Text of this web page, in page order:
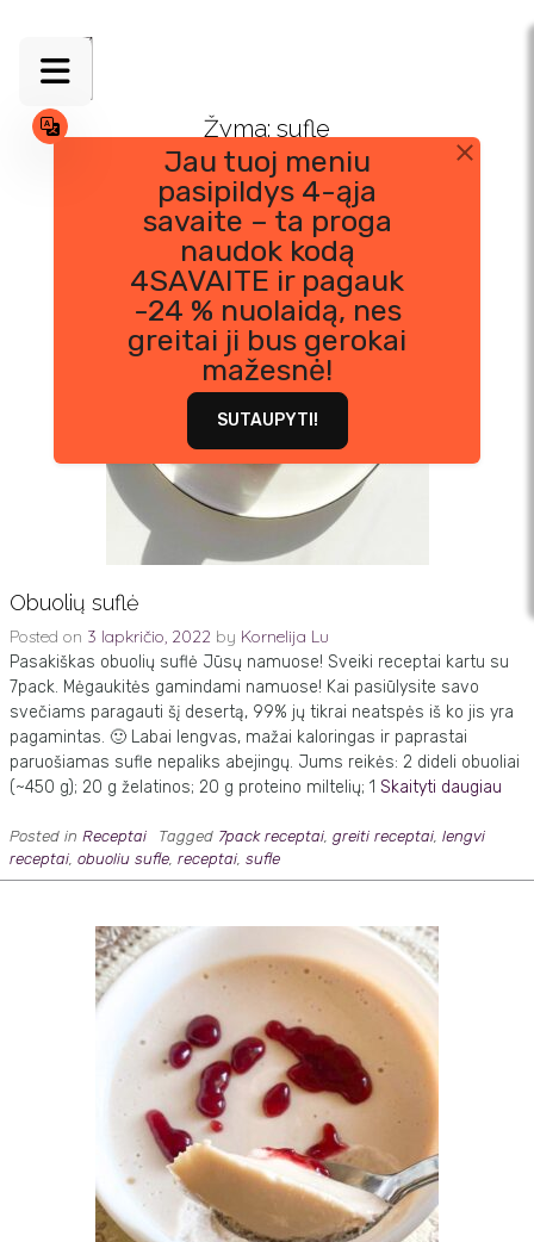
content
Jau tuoj meniu
pasipildys 4-ąja
savaite – ta proga
naudok kodą
4SAVAITE ir pagauk
-24 % nuolaidą, nes
greitai ji bus gerokai
mažesnė!
SUTAUPYTI!
Žyma: sufle
Obuolių suflė
Posted on 3 lapkričio, 2022 by Kornelija Lu
Pasakiškas obuolių suflė Jūsų namuose! Sveiki receptai kartu su
7pack. Mėgaukitės gamindami namuose! Kai pasiūlysite savo
svečiams paragauti šį desertą, 99% jų tikrai neatspės iš ko jis yra
pagamintas. 🙂 Labai lengvas, mažai kaloringas ir paprastai
paruošiamas sufle nepaliks abejingų. Jums reikės: 2 dideli obuoliai
(~450 g); 20 g želatinos; 20 g proteino miltelių; 1 Skaityti daugiau
Posted in Receptai Tagged 7pack receptai, greiti receptai, lengvi
receptai, obuoliu sufle, receptai, sufle